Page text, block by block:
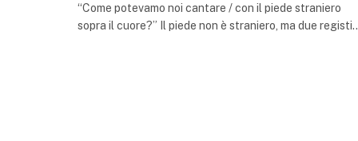
“Come potevamo noi cantare / con il piede straniero
sopra il cuore?” Il piede non è straniero, ma due